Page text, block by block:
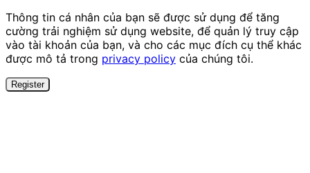
Thông tin cá nhân của bạn sẽ được sử dụng để tăng
cường trải nghiệm sử dụng website, để quản lý truy cập
vào tài khoản của bạn, và cho các mục đích cụ thể khác
được mô tả trong privacy policy của chúng tôi.
Register